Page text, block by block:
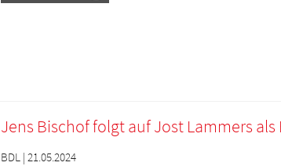
Jens Bischof folgt auf Jost Lammers als
BDL | 21.05.2024